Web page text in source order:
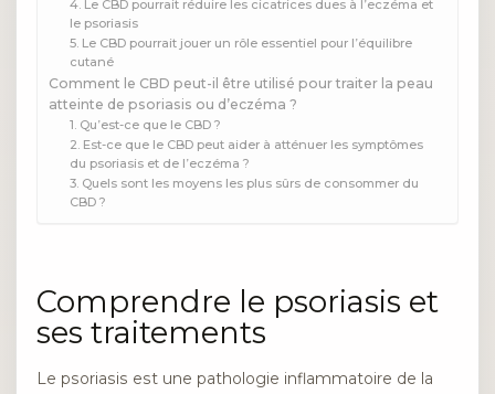
4. Le CBD pourrait réduire les cicatrices dues à l’eczéma et
le psoriasis
5. Le CBD pourrait jouer un rôle essentiel pour l’équilibre
cutané
Comment le CBD peut-il être utilisé pour traiter la peau
atteinte de psoriasis ou d’eczéma ?
1. Qu’est-ce que le CBD ?
2. Est-ce que le CBD peut aider à atténuer les symptômes
du psoriasis et de l’eczéma ?
3. Quels sont les moyens les plus sûrs de consommer du
CBD ?
Comprendre le psoriasis et
ses traitements
Le psoriasis est une pathologie inflammatoire de la